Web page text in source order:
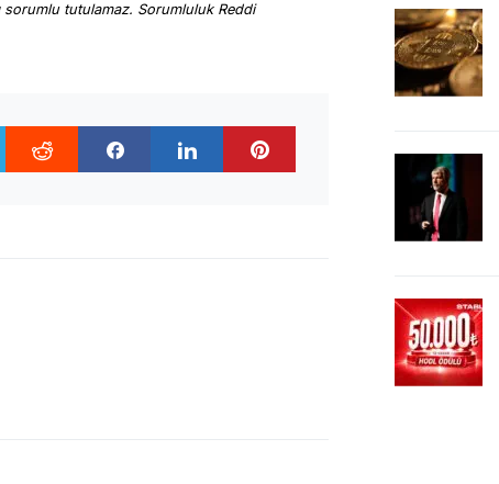
sorumlu tutulamaz. Sorumluluk Reddi